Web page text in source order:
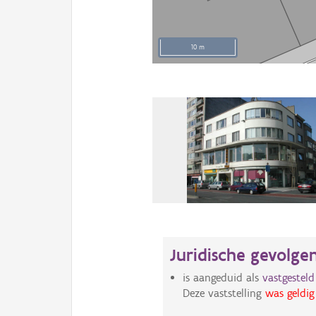
10 m
Juridische
is aangeduid als
Deze vaststelling was geldig